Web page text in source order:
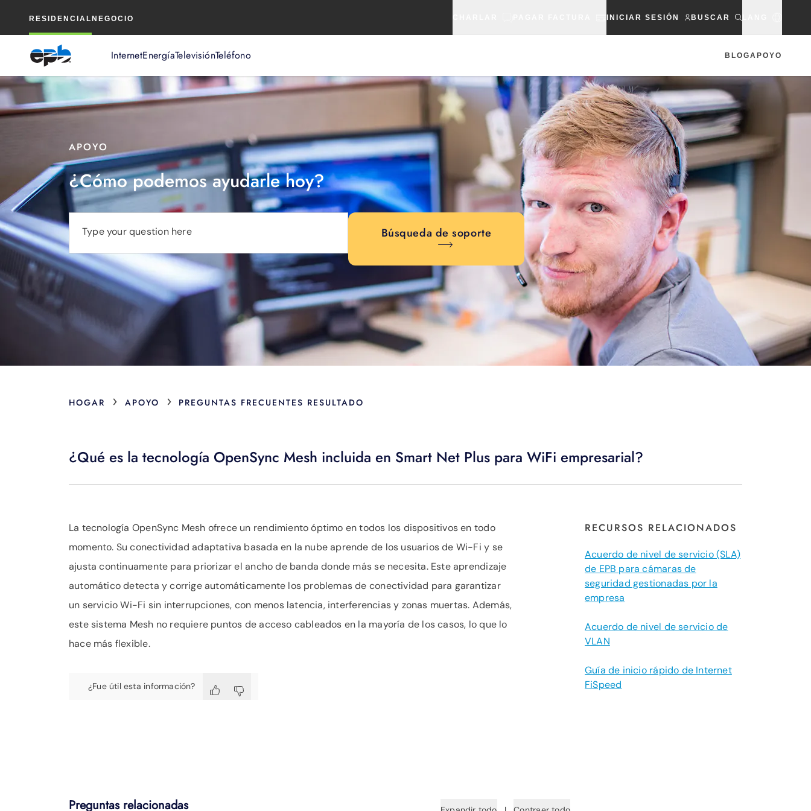
RESIDENCIAL NEGOCIO INICIAR SESIÓN BUSCAR
InternetEnergíaTelevisiónTeléfono BLOGAPOYO
principal
APOYO
¿Cómo podemos ayudarle hoy?
Type your question here Búsqueda de soporte
HOGAR › APOYO › PREGUNTAS FRECUENTES RESULTADO
¿Qué es la tecnología OpenSync Mesh incluida en Smart Net Plus para WiFi empresarial?
La tecnología OpenSync Mesh ofrece un rendimiento óptimo en todos los dispositivos en todo
momento. Su conectividad adaptativa basada en la nube aprende de los usuarios de Wi-Fi y se
ajusta continuamente para priorizar el ancho de banda donde más se necesita. Este aprendizaje
automático detecta y corrige automáticamente los problemas de conectividad para garantizar
un servicio Wi-Fi sin interrupciones, con menos latencia, interferencias y zonas muertas. Además,
este sistema Mesh no requiere puntos de acceso cableados en la mayoría de los casos, lo que lo
hace más flexible.
¿Fue útil esta información?
RECURSOS RELACIONADOS
Acuerdo de nivel de servicio (SLA)
de EPB para cámaras de
seguridad gestionadas por la
empresa
Acuerdo de nivel de servicio de
VLAN
Guía de inicio rápido de Internet
FiSpeed
Preguntas relacionadas